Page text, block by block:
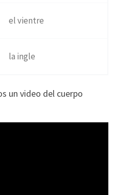
el vientre
la ingle
un video del cuerpo